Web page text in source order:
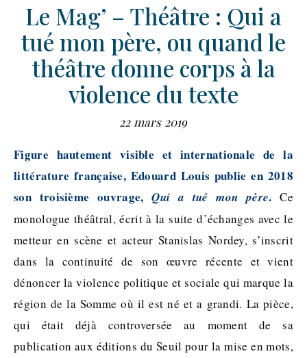
Le Mag’ – Théâtre : Qui a
tué mon père, ou quand le
théâtre donne corps à la
violence du texte
22 mars 2019
Figure hautement visible et internationale de la
littérature française, Edouard Louis publie en 2018
son troisième ouvrage,Qui a tué mon père. Ce
monologue théâtral, écrit à la suite d’échanges avec le
metteur en scène et acteur Stanislas Nordey, s’inscrit
dans la continuité de son œuvre récente et vient
dénoncer la violence politique et sociale qui marque la
région de la Somme où il est né et a grandi. La pièce,
qui était déjà controversée au moment de sa
publication aux éditions du Seuil pour la mise en mots,